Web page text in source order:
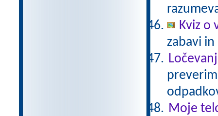
Kviz o
zabavi
Moje